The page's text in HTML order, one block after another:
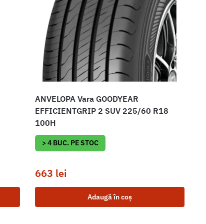
ANVELOPA Vara GOODYEAR
EFFICIENTGRIP 2 SUV 225/60 R18
100H
> 4 BUC. PE STOC
663 lei
Adaugă în coș